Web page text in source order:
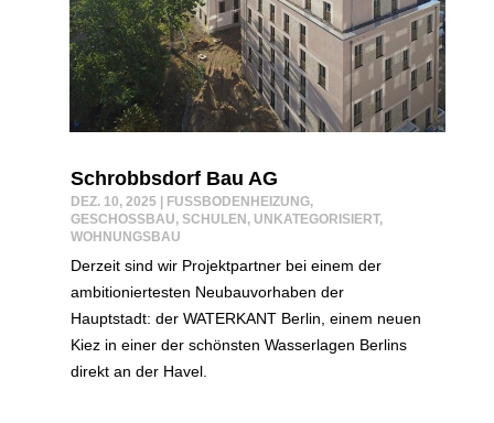
Schrobbsdorf Bau AG
DEZ. 10, 2025 FUSSBODENHEIZUNG
,
GESCHOSSBAU, SCHULEN , UNKATEGORISIERT,
WOHNUNGSBAU
Derzeit sind wir Projektpartner bei einem der
ambitioniertesten Neubauvorhaben der
Hauptstadt: der WATERKANT Berlin, einem neuen
Kiez in einer der schönsten Wasserlagen Berlins
direkt an der Havel.